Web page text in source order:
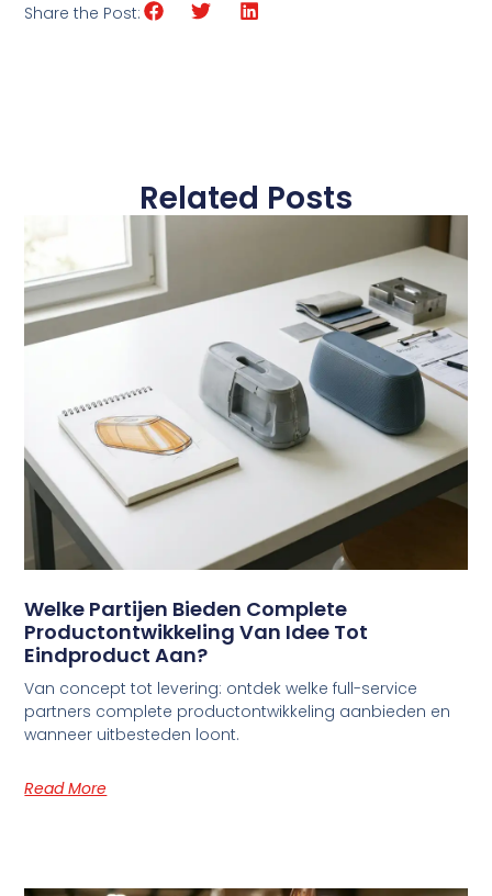
Share the Post:
Related Posts
Welke Partijen Bieden Complete
Productontwikkeling Van Idee Tot
Eindproduct Aan?
Van concept tot levering: ontdek welke full-service
partners complete productontwikkeling aanbieden en
wanneer uitbesteden loont.
Read More